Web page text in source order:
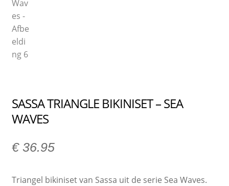
SASSA TRIANGLE BIKINISET – SEA
WAVES
€36.95
Triangel bikiniset van Sassa uit de serie Sea Waves.